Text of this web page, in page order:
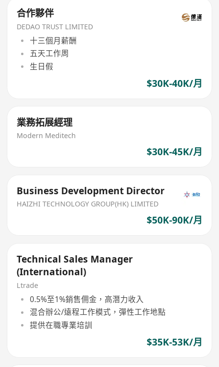
合作夥伴
DEDAO TRUST LIMITED
十三個月薪酬
五天工作周
生日假
$30K-40K/月
業務拓展經理
Modern Meditech
$30K-45K/月
Business Development Director
HAIZHI TECHNOLOGY GROUP(HK) LIMITED
$50K-90K/月
Technical Sales Manager
(International)
Ltrade
0.5%至1%銷售佣金，高潛力收入
混合辦公/遠程工作模式，彈性工作地點
提供在職專業培訓
$35K-53K/月